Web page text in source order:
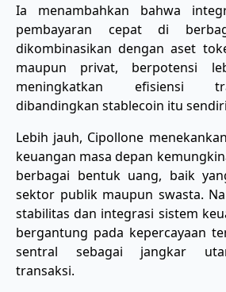
Ia menambahkan bahwa
pembayaran cepat di
dikombinasikan dengan aset
maupun privat, berpotensi
meningkatkan efisiensi
dibandingkan stablecoin itu
Lebih jauh, Cipollone
keuangan masa depan
berbagai bentuk uang, baik
sektor publik maupun swasta.
stabilitas dan integrasi sistem
bergantung pada kepercayaan
sentral sebagai jangkar
transaksi.